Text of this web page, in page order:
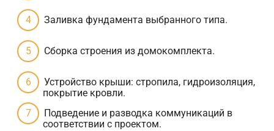
Заливка фундамента выбранного типа.
Сборка строения из домокомплекта.
Устройство крыши: стропила, гидроизоляция,
покрытие кровли.
Подведение и разводка коммуникаций в
соответствии с проектом.